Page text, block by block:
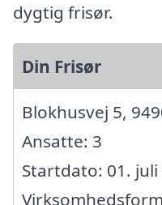
dygtig frisør.
Din Frisør
Blokhusvej 5,
Ansatte: 3
Startdato: 01. juli